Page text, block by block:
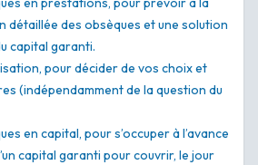
détaillée des obsèques et une solution
capital garanti.
pour décider de vos choix et
(indépendamment de la question du
en capital, pour s’occuper à l’avance
capital garanti pour couvrir, le jour